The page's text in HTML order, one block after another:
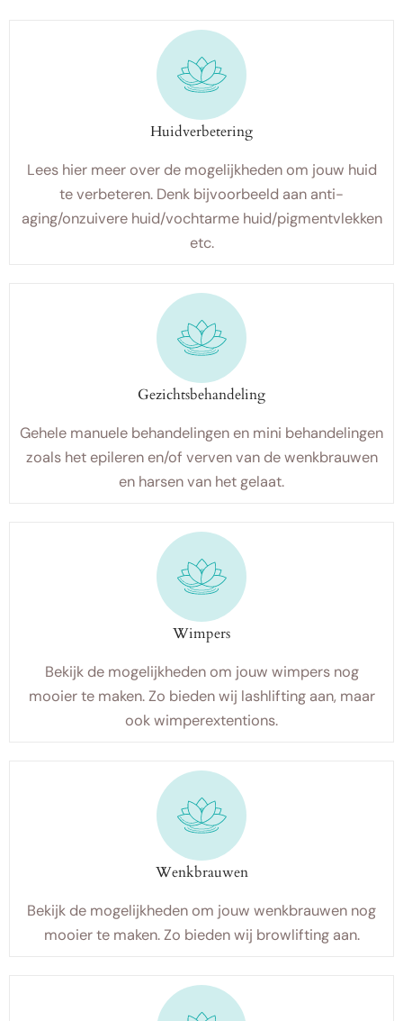
Huidverbetering
Lees hier meer over de mogelijkheden om jouw huid
te verbeteren. Denk bijvoorbeeld aan anti-
aging/onzuivere huid/vochtarme huid/pigmentvlekken
etc.
Gezichtsbehandeling
Gehele manuele behandelingen en mini behandelingen
zoals het epileren en/of verven van de wenkbrauwen
en harsen van het gelaat.
Wimpers
Bekijk de mogelijkheden om jouw wimpers nog
mooier te maken. Zo bieden wij lashlifting aan, maar
ook wimperextentions.
Wenkbrauwen
Bekijk de mogelijkheden om jouw wenkbrauwen nog
mooier te maken. Zo bieden wij browlifting aan.